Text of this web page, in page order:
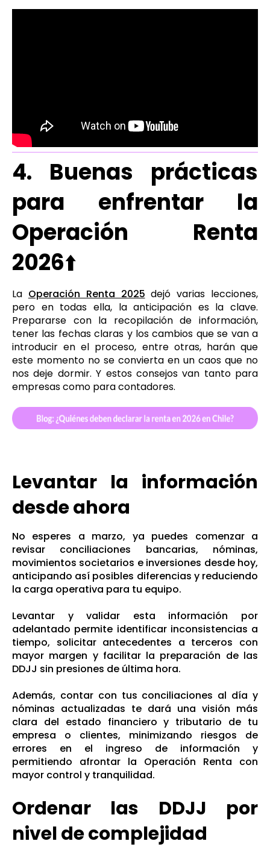
4. Buenas prácticas
para enfrentar la
Operación Renta
2026⬆️
La Operación Renta 2025 dejó varias lecciones,
pero en todas ella, la anticipación es la clave.
Prepararse con la recopilación de información,
tener las fechas claras y los cambios que se van a
introducir en el proceso, entre otras, harán que
este momento no se convierta en un caos que no
nos deje dormir. Y estos consejos van tanto para
empresas como para contadores.
Levantar la información
desde ahora
No esperes a marzo, ya puedes comenzar a
revisar conciliaciones bancarias, nóminas,
movimientos societarios e inversiones desde hoy,
anticipando así posibles diferencias y reduciendo
la carga operativa para tu equipo.
Levantar y validar esta información por
adelantado permite identificar inconsistencias a
tiempo, solicitar antecedentes a terceros con
mayor margen y facilitar la preparación de las
DDJJ sin presiones de última hora.
Además, contar con tus conciliaciones al día y
nóminas actualizadas te dará una visión más
clara del estado financiero y tributario de tu
empresa o clientes, minimizando riesgos de
errores en el ingreso de información y
permitiendo afrontar la Operación Renta con
mayor control y tranquilidad.
Ordenar las DDJJ por
nivel de complejidad